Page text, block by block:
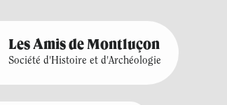
Les Amis de Montluçon
Société d'Histoire et d'Archéologie